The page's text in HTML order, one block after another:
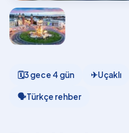
🗓3 gece 4 gün ✈Uçaklı
🗣Türkçe rehber